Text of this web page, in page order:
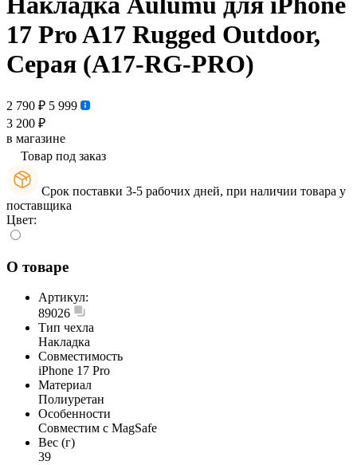
17 Pro A17 Rugged Outdoor,
Серая (A17-RG-PRO)
2 790 ₽ 5 999
3 200 ₽
в магазине
Товар под заказ
Срок поставки 3-5 рабочих дней, при наличии товара у
поставщика
Цвет:
О товаре
Артикул:
89026
Тип чехла
Накладка
Совместимость
iPhone 17 Pro
Материал
Полиуретан
Особенности
Совместим с MagSafe
Вес (г)
39